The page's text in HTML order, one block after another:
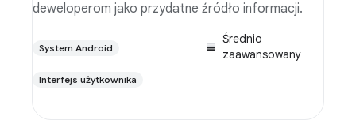
deweloperom jako przydatne źródło informacji.
System Android
Interfejs użytkownika
Średnio
zaawansowany